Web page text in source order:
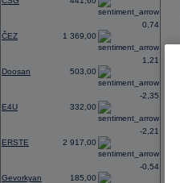
ČEZ 1 369,00
0,74
Doosan 503,00
1,21
E4U 332,00
-2,35
ERSTE 2 917,00
-2,21
Gevorkyan 185,00
-0,54